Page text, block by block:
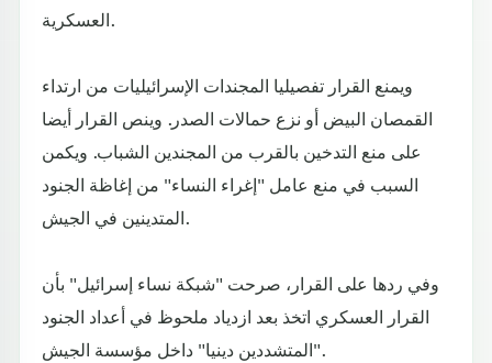
العسكرية.
ويمنع القرار تفصيليا المجندات الإسرائيليات من ارتداء
القمصان البيض أو نزع حمالات الصدر. وينص القرار أيضا
على منع التدخين بالقرب من المجندين الشباب. ويكمن
السبب في منع عامل "إغراء النساء" من إغاظة الجنود
المتدينين في الجيش.
وفي ردها على القرار، صرحت "شبكة نساء إسرائيل" بأن
القرار العسكري اتخذ بعد ازدياد ملحوظ في أعداد الجنود
"المتشددين دينيا" داخل مؤسسة الجيش.